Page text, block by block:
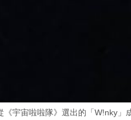
《宇宙啦啦隊》選出的「W!nky」